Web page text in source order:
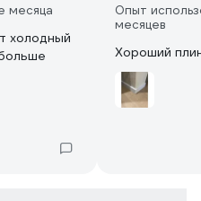
месяца
холодный
Опыт
месяцев
Хороший